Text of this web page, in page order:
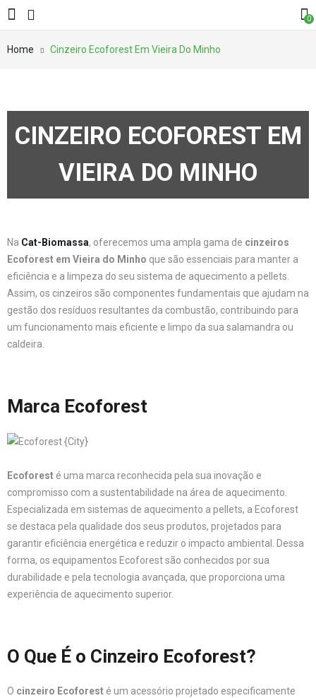
0
Home Cinzeiro Ecoforest Em Vieira Do Minho
CINZEIRO ECOFOREST EM
VIEIRA DO MINHO
Na Cat-Biomassa, oferecemos uma ampla gama de cinzeiros
Ecoforest em Vieira do Minho que são essenciais para manter a
eficiência e a limpeza do seu sistema de aquecimento a pellets.
Assim, os cinzeiros são componentes fundamentais que ajudam na
gestão dos resíduos resultantes da combustão, contribuindo para
um funcionamento mais eficiente e limpo da sua salamandra ou
caldeira.
Marca Ecoforest
Ecoforest é uma marca reconhecida pela sua inovação e
compromisso com a sustentabilidade na área de aquecimento.
Especializada em sistemas de aquecimento a pellets, a Ecoforest
se destaca pela qualidade dos seus produtos, projetados para
garantir eficiência energética e reduzir o impacto ambiental. Dessa
forma, os equipamentos Ecoforest são conhecidos por sua
durabilidade e pela tecnologia avançada, que proporciona uma
experiência de aquecimento superior.
O Que É o Cinzeiro Ecoforest?
O cinzeiro Ecoforest é um acessório projetado especificamente